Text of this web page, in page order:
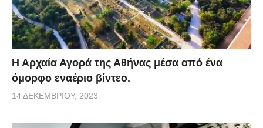
Η Αρχαία Αγορά της Αθήνας μέσα από ένα
όμορφο εναέριο βίντεο.
14 ΔΕΚΕΜΒΡΊΟΥ, 2023